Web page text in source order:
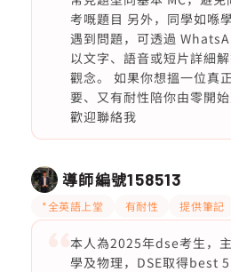
考嘅題目 另外，同學如喺
遇到問題，可透過
以文字、語音或短片詳細
觀念。 如果你想搵一位真
要、又有耐性陪你由零開始
歡迎聯絡我
導師編號158513
*全英語上堂 有耐性 提供筆記
本人為2025年dse考生，
學及物理，DSE取得best